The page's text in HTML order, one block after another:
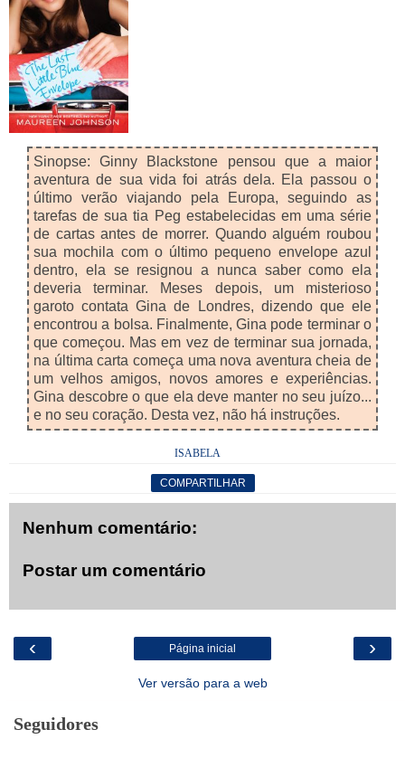
Sinopse: Ginny Blackstone pensou que a maior
aventura de sua vida foi atrás dela. Ela passou o
último verão viajando pela Europa, seguindo as
tarefas de sua tia Peg estabelecidas em uma série
de cartas antes de morrer. Quando alguém roubou
sua mochila com o último pequeno envelope azul
dentro, ela se resignou a nunca saber como ela
deveria terminar. Meses depois, um misterioso
garoto contata Gina de Londres, dizendo que ele
encontrou a bolsa. Finalmente, Gina pode terminar o
que começou. Mas em vez de terminar sua jornada,
na última carta começa uma nova aventura cheia de
um velhos amigos, novos amores e experiências.
Gina descobre o que ela deve manter no seu juízo...
e no seu coração. Desta vez, não há instruções.
ISABELA
COMPARTILHAR
Nenhum comentário:
Postar um comentário
‹ ›
Página inicial
Ver versão para a web
Seguidores